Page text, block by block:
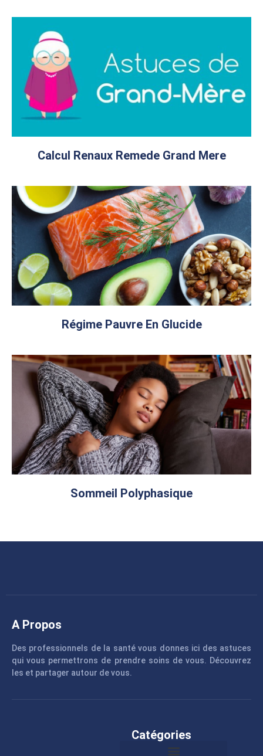
Calcul Renaux Remede Grand Mere
Régime Pauvre En Glucide
Sommeil Polyphasique
A Propos
Des professionnels de la santé vous donnes ici des astuces
qui vous permettrons de prendre soins de vous. Découvrez
les et partager autour de vous.
Catégories